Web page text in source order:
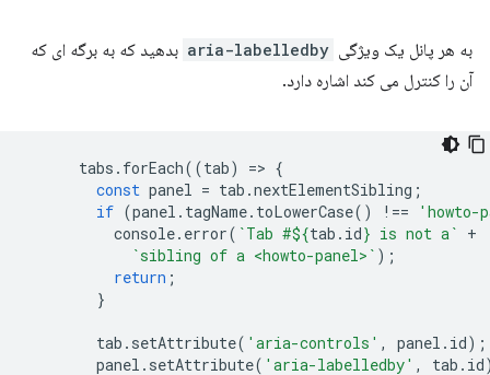
به هر پانل یک ویژگی aria-labelledby بدهید که به برگه ای که
آن را کنترل می کند اشاره دارد.
tabs . forEach((tab) => {
const panel = tab .nextElementSibling ;
if (panel . tagName. toLowerCase() !==
'howto-
console. error( `Tab #${tab . id} is not a` +
`sibling of a <howto-panel>` );
return ;
}
tab . setAttribute( 'aria-controls' , panel . id);
panel . setAttribute( 'aria-labelledby' , tab . id